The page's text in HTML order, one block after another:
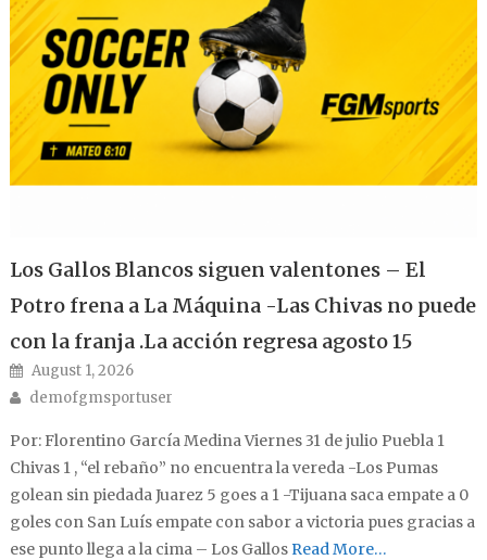
Los Gallos Blancos siguen valentones – El
Potro frena a La Máquina -Las Chivas no puede
con la franja .La acción regresa agosto 15
Posted on
August 1, 2026
Author
demofgmsportuser
Por: Florentino García Medina Viernes 31 de julio Puebla 1
Chivas 1 , “el rebaño” no encuentra la vereda -Los Pumas
golean sin piedada Juarez 5 goes a 1 -Tijuana saca empate a 0
goles con San Luís empate con sabor a victoria pues gracias a
ese punto llega a la cima – Los GallosRead More…